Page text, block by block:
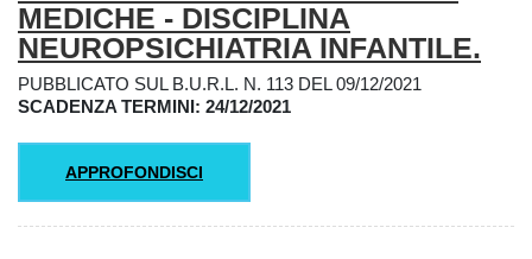
MEDICHE - DISCIPLINA
NEUROPSICHIATRIA INFANTILE.
PUBBLICATO SUL B.U.R.L. N. 113 DEL 09/12/2021
SCADENZA TERMINI: 24/12/2021
APPROFONDISCI